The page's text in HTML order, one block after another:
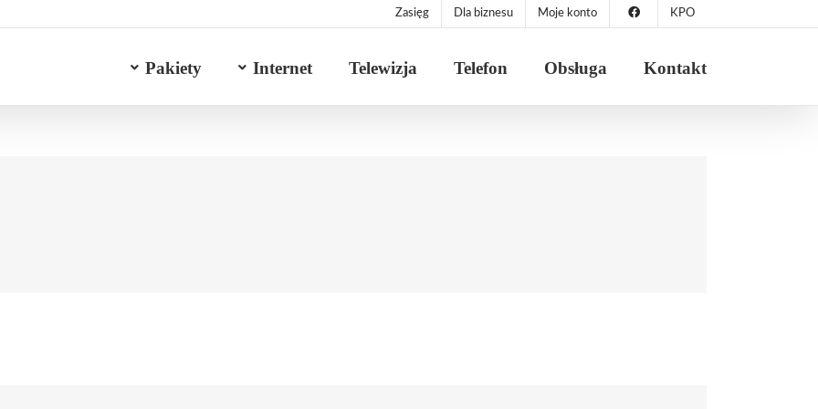
Zasięg Dla biznesu Moje konto KPO
Pakiety Internet Telewizja Telefon Obsługa Kontakt